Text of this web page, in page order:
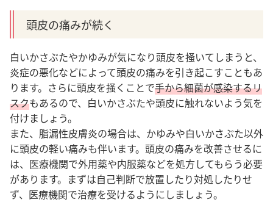
頭皮の痛みが続く
白いかさぶたやかゆみが気になり頭皮を掻いてしまうと、
炎症の悪化などによって頭皮の痛みを引き起こすこともあ
ります。 さらに頭皮を掻くことで手から細菌が感染するリ
スクもあるので、白いかさぶたや頭皮に触れないよう気を
付けましょう。
また、脂漏性皮膚炎の場合は、かゆみや白いかさぶた以外
に頭皮の軽い痛みも伴います。 頭皮の痛みを改善させるに
は、医療機関で外用薬や内服薬などを処方してもらう必要
があります。まずは自己判断で放置したり対処したりせ
ず、医療機関で治療を受けるようにしましょう。